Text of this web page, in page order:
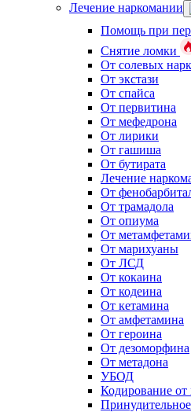
Лечение наркомании
Помощь при
Снятие ломки
От солевых
От экстази
От спайса
От первитина
От мефедрона
От лирики
От гашиша
От бутирата
Лечение
От
От трамадола
От опиума
От
От марихуаны
От ЛСД
От кокаина
От кодеина
От кетамина
От амфетамина
От героина
От дезоморфина
От метадона
УБОД
Кодирование от